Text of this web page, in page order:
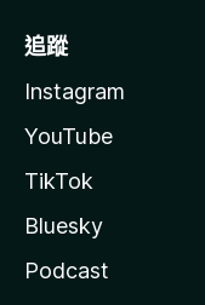
追蹤
Instagram
YouTube
TikTok
Bluesky
Podcast